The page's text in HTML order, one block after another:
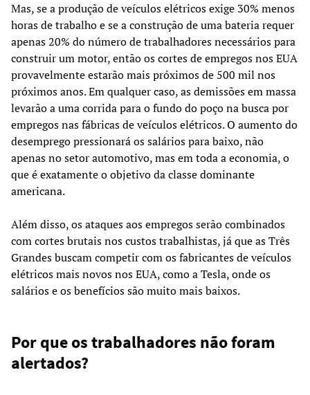
Mas, se a produção de veículos elétricos exige 30% menos
horas de trabalho e se a construção de uma bateria requer
apenas 20% do número de trabalhadores necessários para
construir um motor, então os cortes de empregos nos EUA
provavelmente estarão mais próximos de 500 mil nos
próximos anos. Em qualquer caso, as demissões em massa
levarão a uma corrida para o fundo do poço na busca por
empregos nas fábricas de veículos elétricos. O aumento do
desemprego pressionará os salários para baixo, não
apenas no setor automotivo, mas em toda a economia, o
que é exatamente o objetivo da classe dominante
americana.
Além disso, os ataques aos empregos serão combinados
com cortes brutais nos custos trabalhistas, já que as Três
Grandes buscam competir com os fabricantes de veículos
elétricos mais novos nos EUA, como a Tesla, onde os
salários e os benefícios são muito mais baixos.
Por que os trabalhadores não foram
alertados?